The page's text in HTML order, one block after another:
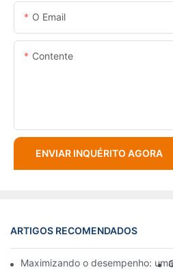
O Email
Contente
ENVIAR INQUÉRITO AGORA
ARTIGOS RECOMENDADOS
Maximizando o desempenho: